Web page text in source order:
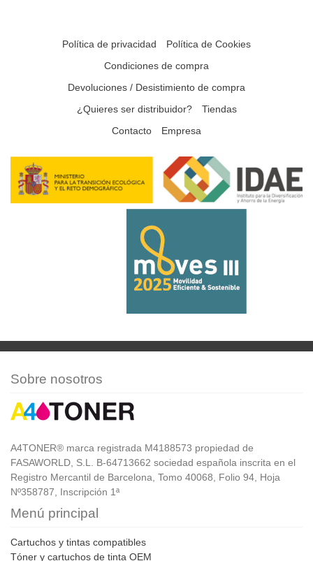
Política de privacidad
Política de Cookies
Condiciones de compra
Devoluciones / Desistimiento de compra
¿Quieres ser distribuidor?
Tiendas
Contacto
Empresa
Sobre nosotros
A4TONER® marca registrada M4188573 propiedad de
FASAWORLD, S.L. B-64713662 sociedad española inscrita en el
Registro Mercantil de Barcelona, Tomo 40068, Folio 94, Hoja
Nº358787, Inscripción 1ª
Menú principal
Cartuchos y tintas compatibles
Tóner y cartuchos de tinta OEM